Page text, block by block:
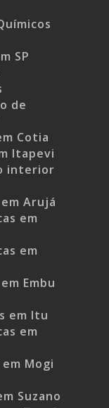
SP
de
Cotia
Itapevi
interior
Arujá
em
em
Embu
em Itu
em
Mogi
Suzano